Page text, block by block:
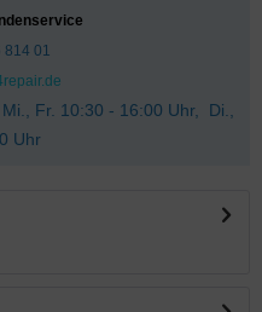
814 01
Fr. 10:30 - 16:00 Uhr, Di.,
Uhr